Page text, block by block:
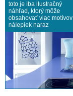
toto je iba ilustračný
náhľad, ktorý môže
obsahovať viac motívov
nálepiek naraz